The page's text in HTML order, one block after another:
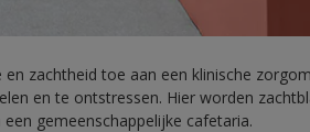
zachtheid toe aan een klinische
en te ontstressen. Hier worden
gemeenschappelijke cafetaria.